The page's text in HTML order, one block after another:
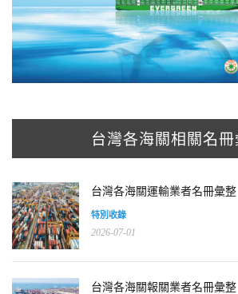
台灣各海關相關名冊
台灣各海關運輸業者名冊彙整
特別收錄
2026-07-01
台灣各海關報關業者名冊彙整